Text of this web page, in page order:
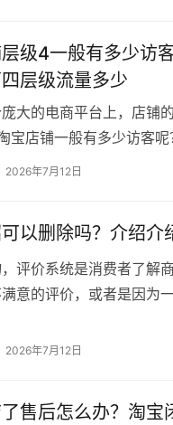
级4一般有多少访
层级流量多少
大的电商平台上，店铺
宝店铺一般有多少访客
己的店铺有更清晰的认
2026年7月12日
以删除吗？介绍介
评价系统是消费者了解
意的评价，或者是因为
2026年7月12日
售后怎么办？淘宝